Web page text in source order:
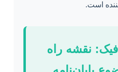
است.
نقشه راه